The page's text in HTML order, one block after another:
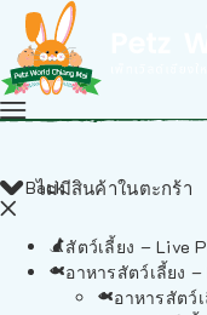
ไม่มีสินค้าในตะกร้า
Back
สัตว์เลี้ยง – Live
อาหารสัตว์เลี้ยง –
อาหารสัตว์